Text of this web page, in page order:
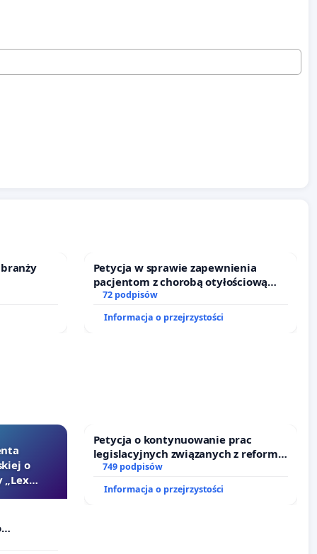
Petycja w sprawie zapewnienia
pacjentom z chorobą otyłościową
dostępu do kompleksowego leczenia
72 podpisów
Informacja o przejrzystości
o
„Lex
Petycja o kontynuowanie prac
legislacyjnych związanych z reformą
prawa rodzinnego
749 podpisów
Informacja o przejrzystości